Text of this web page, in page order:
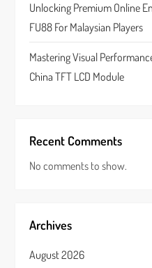
Unlocking Premium Online
FU88 For Malaysian Players
Mastering Visual
China TFT LCD Module
Recent Comments
No comments to show.
Archives
August 2026